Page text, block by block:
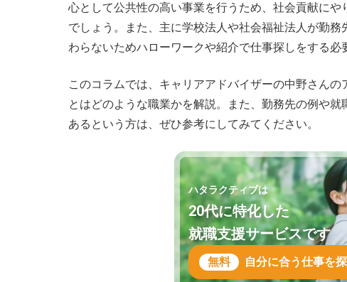
心として公共性の高い事業を行うため、社会貢献にや
でしょう。また、主に学校法人や社会福祉法人が勤
わらないためハローワークや紹介で仕事探しをする必
このコラムでは、キャリアアドバイザーの中野さん
とはどのような職業かを解説。また、勤務先の例や
あるという方は、ぜひ参考にしてみてください。
ハタラクティブは
20代に特化した
就職支援サービスです
無料 自分に合う仕事を